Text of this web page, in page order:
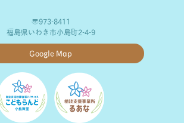
〒973-8411
福島県いわき市小島町2-4-9
Google Map